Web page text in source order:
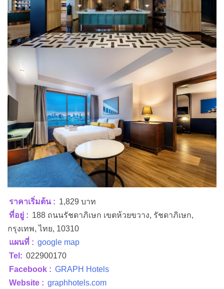
ราคาเริ่มต้น :1,829 บาท
ที่อยู่ : 188 ถนนรัชดาภิเษก เขตห้วยขวาง, รัชดาภิเษก,
กรุงเทพ, ไทย, 10310
แผนที่ :
google map
Tel:022900170
Facebook :
GRAPH Hotels
Website : graphhotels.com